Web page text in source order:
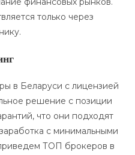
только через
в Беларуси с лицензией
решение с позиции
что они подходят
с минимальными
ТОП брокеров в